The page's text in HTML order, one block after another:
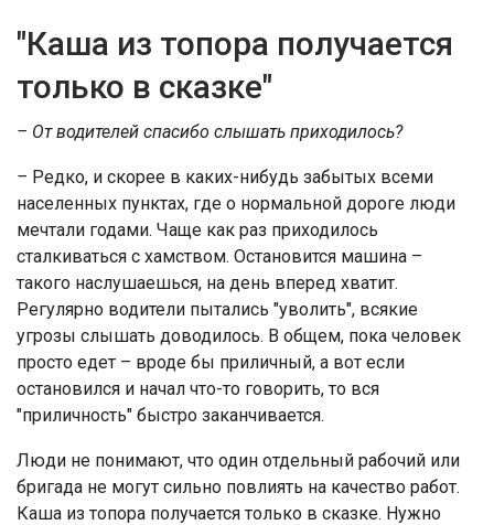
"Каша из топора получается
только в сказке"
– От водителей спасибо слышать приходилось?
– Редко, и скорее в каких-нибудь забытых всеми
населенных пунктах, где о нормальной дороге люди
мечтали годами. Чаще как раз приходилось
сталкиваться с хамством. Остановится машина –
такого наслушаешься, на день вперед хватит.
Регулярно водители пытались "уволить", всякие
угрозы слышать доводилось. В общем, пока человек
просто едет – вроде бы приличный, а вот если
остановился и начал что-то говорить, то вся
"приличность" быстро заканчивается.
Люди не понимают, что один отдельный рабочий или
бригада не могут сильно повлиять на качество работ.
Каша из топора получается только в сказке. Нужно